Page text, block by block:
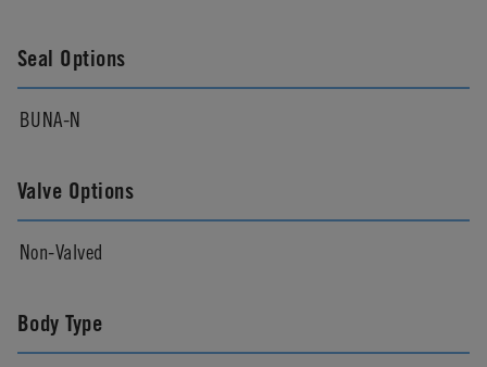
Seal Options
BUNA-N
Valve Options
Non-Valved
Body Type